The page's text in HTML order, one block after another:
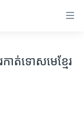
ាត់​ទោស​មេ​ខ្មែរ